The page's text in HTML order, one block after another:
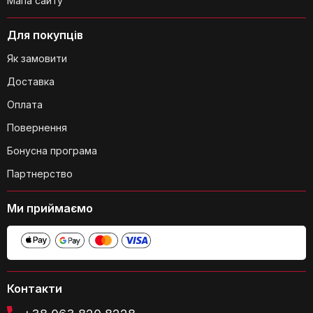
Чи можна повертати гачок на 360
градусів?
Які розміри вішалок?
Чи є на вішалках перекладина для
краваток?
Контакти
Для покупців
Як замовити
Доставка
Оплата
Повернення
Бонусна програма
Партнерство
Ми приймаємо